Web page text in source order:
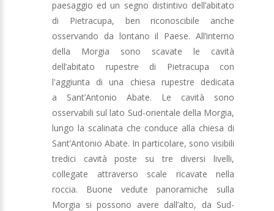
paesaggio ed un segno distintivo dell’abitato
di Pietracupa, ben riconoscibile anche
osservando da lontano il Paese. All’interno
della Morgia sono scavate le cavità
dell’abitato rupestre di Pietracupa con
l'aggiunta di una chiesa rupestre dedicata
a Sant’Antonio Abate. Le cavità sono
osservabili sul lato Sud-orientale della Morgia,
lungo la scalinata che conduce alla chiesa di
Sant’Antonio Abate. In particolare, sono visibili
tredici cavità poste su tre diversi livelli,
collegate attraverso scale ricavate nella
roccia. Buone vedute panoramiche sulla
Morgia si possono avere dall’alto, da Sud-